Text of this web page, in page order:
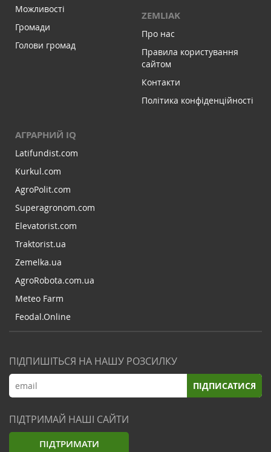
Можливості
Громади
Голови громад
ZEMLIAK
Про нас
Правила користування
сайтом
Контакти
Політика конфіденційності
АГРАРНИЙ IQ
Latifundist.com
Kurkul.com
AgroPolit.com
Superagronom.com
Elevatorist.com
Traktorist.ua
Zemelka.ua
AgroRobota.com.ua
Meteo Farm
Feodal.Online
ПІДПИШІТЬСЯ НА НАШУ РОЗСИЛКУ
ПІДПИСАТИСЯ
ПІДТРИМАЙ НАШІ САЙТИ
ПІДТРИМАТИ